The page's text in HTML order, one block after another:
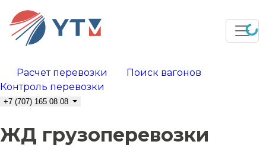
Расчет перевозки
Поиск вагонов
Контроль перевозки
+7 (707) 165 08 08
ЖД грузоперевозки